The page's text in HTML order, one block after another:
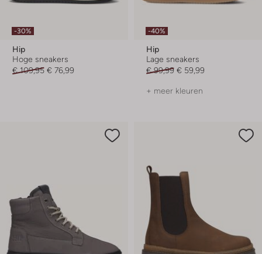
-30%
Hip
Hoge sneakers
€ 109,95 € 76,99
-40%
Hip
Lage sneakers
€ 99,99 € 59,99
+ meer kleuren